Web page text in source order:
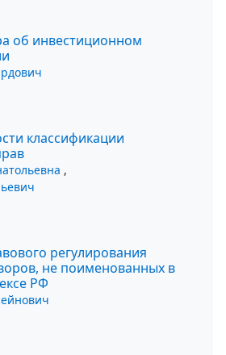
об инвестиционном
классификации
,
регулирования
не поименованных в
РФ